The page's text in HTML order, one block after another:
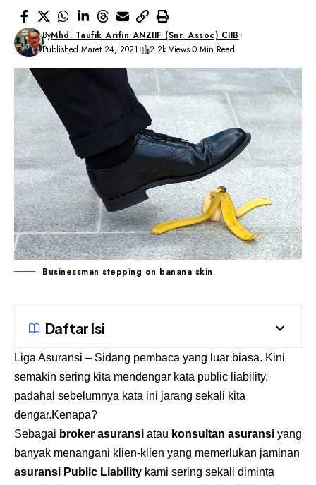
ByMhd. Taufik Arifin ANZIIF (Snr. Assoc) CIIB
Published Maret 24, 2021
2.2k Views 0 Min Read
Businessman stepping on banana skin
Daftar Isi
Liga Asuransi – Sidang pembaca yang luar biasa. Kini
semakin sering kita mendengar kata public liability,
padahal sebelumnya kata ini jarang sekali kita
dengar.Kenapa?
Sebagai broker asuransi atau konsultan asuransi yang
banyak menangani klien-klien yang memerlukan jaminan
asuransi Public Liability kami sering sekali diminta